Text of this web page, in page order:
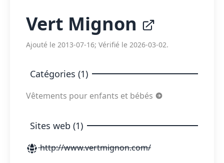
Vert Mignon
Ajouté le 2013-07-16; Vérifié le 2026-03-02.
Catégories (1)
Vêtements pour enfants et bébés
Sites web (1)
http://www.vertmignon.com/